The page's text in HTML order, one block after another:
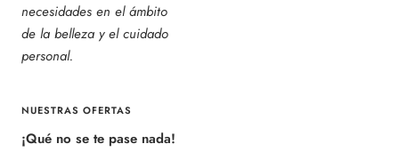
necesidades en el ámbito
de la belleza y el cuidado
personal.
NUESTRAS OFERTAS
¡Qué no se te pase nada!